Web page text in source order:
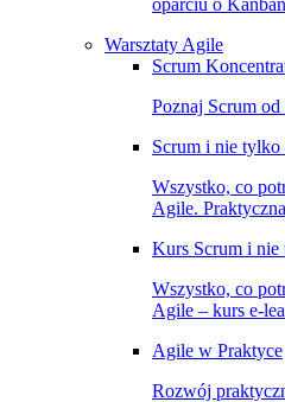
oparciu o Kanban
Warsztaty Agile
Scrum
Poznaj Scrum
Scrum i nie
Wszystko, co
Agile.
Kurs Scrum i
Wszystko, co
Agile – kurs e-
Agile w Praktyce
Rozwój